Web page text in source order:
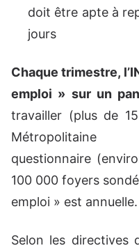
doit être apte à
jours
Chaque trimestre,
emploi » sur un
travailler (plus de
questionnaire
100 000 foyers
emploi » est annuelle.
Selon les directives